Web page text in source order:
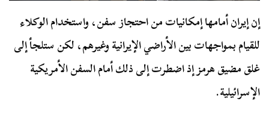
إن إيران أمامها إمكانيات من احتجاز سفن، واستخدام الوكلاء
للقيام بمواجهات بين الأراضي الإيرانية وغيرهم، لكن ستلجأ إلى
غلق مضيق هرمز إذ اضطرت إلى ذلك أمام السفن الأمريكية
الإسرائيلية.